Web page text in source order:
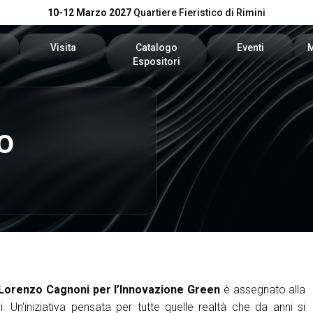
10-12 Marzo 2027 Quartiere Fieristico di Rimini
espositori
Visita
Catalogo
Espositori
Catalogo KEY
Catalogo DPE
Eventi
Palinsesto
Comitato Tecnico
Cagnoni per l’Innovazione Green è assegnato alla
Un'iniziativa pensata per tutte quelle realtà che da anni si